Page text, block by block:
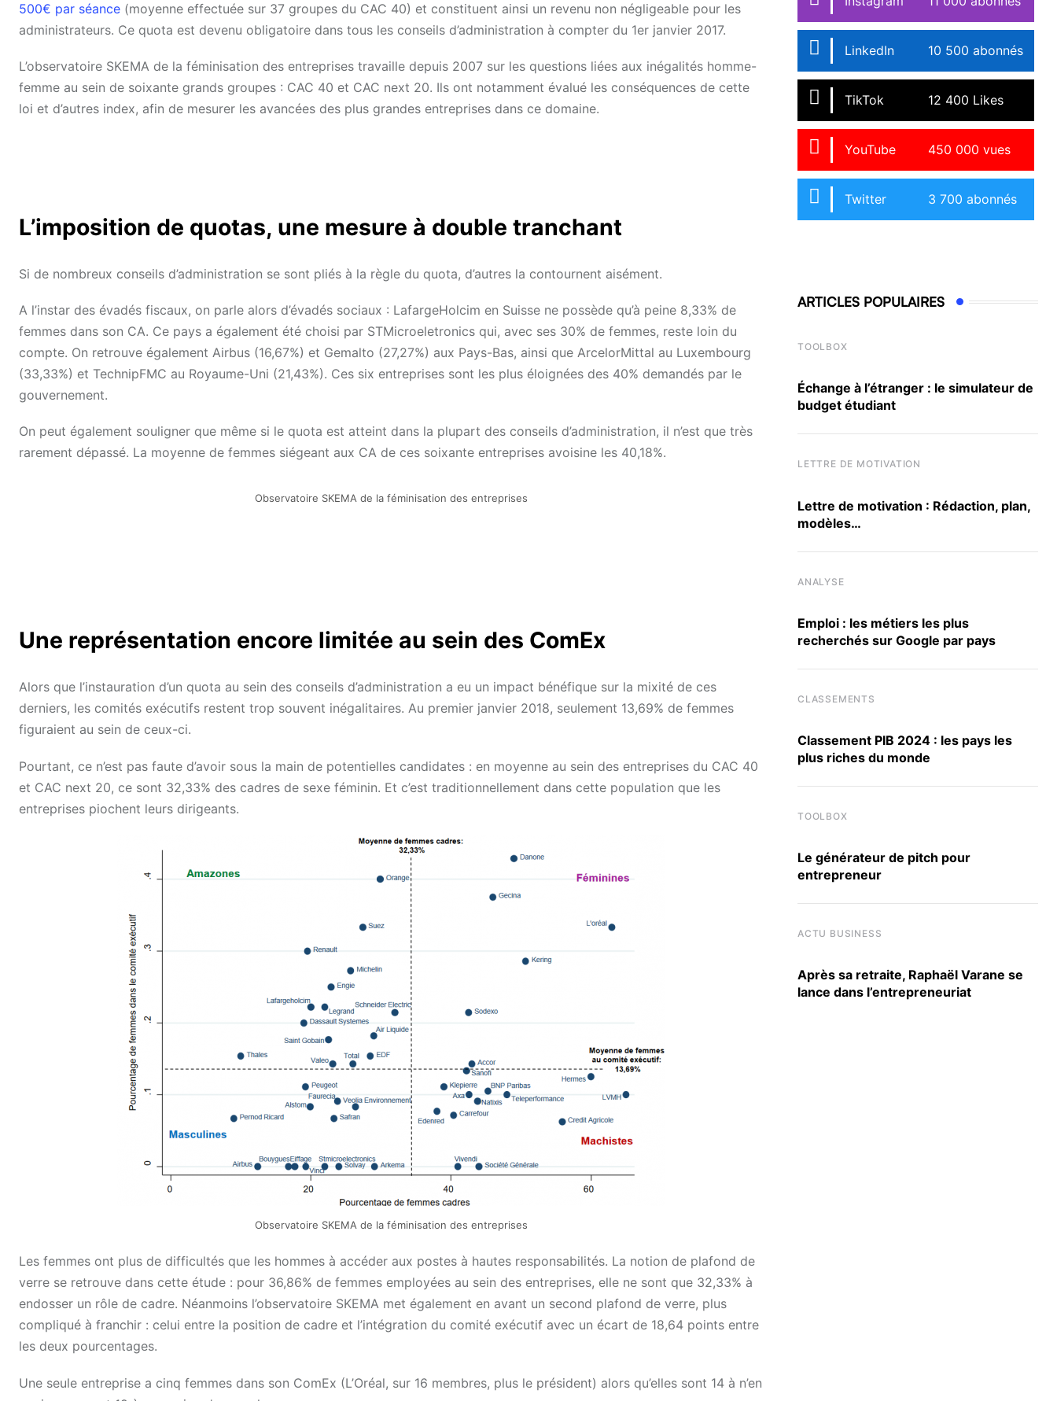
500€ par séance (moyenne effectuée sur 37 groupes du CAC 40) et constituent ainsi un revenu non négligeable pour les
administrateurs. Ce quota est devenu obligatoire dans tous les conseils d’administration à compter du 1er janvier 2017.
L’observatoire SKEMA de la féminisation des entreprises travaille depuis 2007 sur les questions liées aux inégalités homme-
femme au sein de soixante grands groupes : CAC 40 et CAC next 20. Ils ont notamment évalué les conséquences de cette
loi et d’autres index, afin de mesurer les avancées des plus grandes entreprises dans ce domaine.
L’imposition de quotas, une mesure à double tranchant
Si de nombreux conseils d’administration se sont pliés à la règle du quota, d’autres la contournent aisément.
A l’instar des évadés fiscaux, on parle alors d’évadés sociaux : LafargeHolcim en Suisse ne possède qu’à peine 8,33% de
femmes dans son CA. Ce pays a également été choisi par STMicroeletronics qui, avec ses 30% de femmes, reste loin du
compte. On retrouve également Airbus (16,67%) et Gemalto (27,27%) aux Pays-Bas, ainsi que ArcelorMittal au Luxembourg
(33,33%) et TechnipFMC au Royaume-Uni (21,43%). Ces six entreprises sont les plus éloignées des 40% demandés par le
gouvernement.
On peut également souligner que même si le quota est atteint dans la plupart des conseils d’administration, il n’est que très
rarement dépassé. La moyenne de femmes siégeant aux CA de ces soixante entreprises avoisine les 40,18%.
Observatoire SKEMA de la féminisation des entreprises
Une représentation encore limitée au sein des ComEx
Alors que l’instauration d’un quota au sein des conseils d’administration a eu un impact bénéfique sur la mixité de ces
derniers, les comités exécutifs restent trop souvent inégalitaires. Au premier janvier 2018, seulement 13,69% de femmes
figuraient au sein de ceux-ci.
Pourtant, ce n’est pas faute d’avoir sous la main de potentielles candidates : en moyenne au sein des entreprises du CAC 40
et CAC next 20, ce sont 32,33% des cadres de sexe féminin. Et c’est traditionnellement dans cette population que les
entreprises piochent leurs dirigeants.
Observatoire SKEMA de la féminisation des entreprises
Les femmes ont plus de difficultés que les hommes à accéder aux postes à hautes responsabilités. La notion de plafond de
verre se retrouve dans cette étude : pour 36,86% de femmes employées au sein des entreprises, elle ne sont que 32,33% à
endosser un rôle de cadre. Néanmoins l’observatoire SKEMA met également en avant un second plafond de verre, plus
compliqué à franchir : celui entre la position de cadre et l’intégration du comité exécutif avec un écart de 18,64 points entre
les deux pourcentages.
Une seule entreprise a cinq femmes dans son ComEx (L’Oréal, sur 16 membres, plus le président) alors qu’elles sont 14 à n’en
LinkedIn 10 500 abonnés
TikTok 12 400 Likes
YouTube 450 000 vues
Twitter 3 700 abonnés
ARTICLES POPULAIRES
TOOLBOX
Échange à l’étranger : le simulateur de
budget étudiant
LETTRE DE MOTIVATION
Lettre de motivation : Rédaction, plan,
modèles…
ANALYSE
Emploi : les métiers les plus
recherchés sur Google par pays
CLASSEMENTS
Classement PIB 2024 : les pays les
plus riches du monde
TOOLBOX
Le générateur de pitch pour
entrepreneur
ACTU BUSINESS
Après sa retraite, Raphaël Varane se
lance dans l’entrepreneuriat